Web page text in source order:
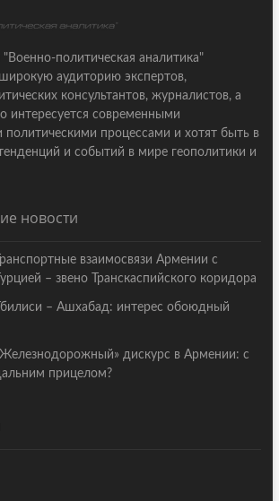
политическая аналитика"
аудиторию экспертов,
консультантов, журналистов, а
интересуется современными
процессами и хотят быть в
и событий в мире геополитики и
новости
Транспортные взаимосвязи Армении с
Турцией – звено Транскаспийского коридора
Тбилиси – Ашхабад: интерес обоюдный
дискурс в Армении: с
прицелом?